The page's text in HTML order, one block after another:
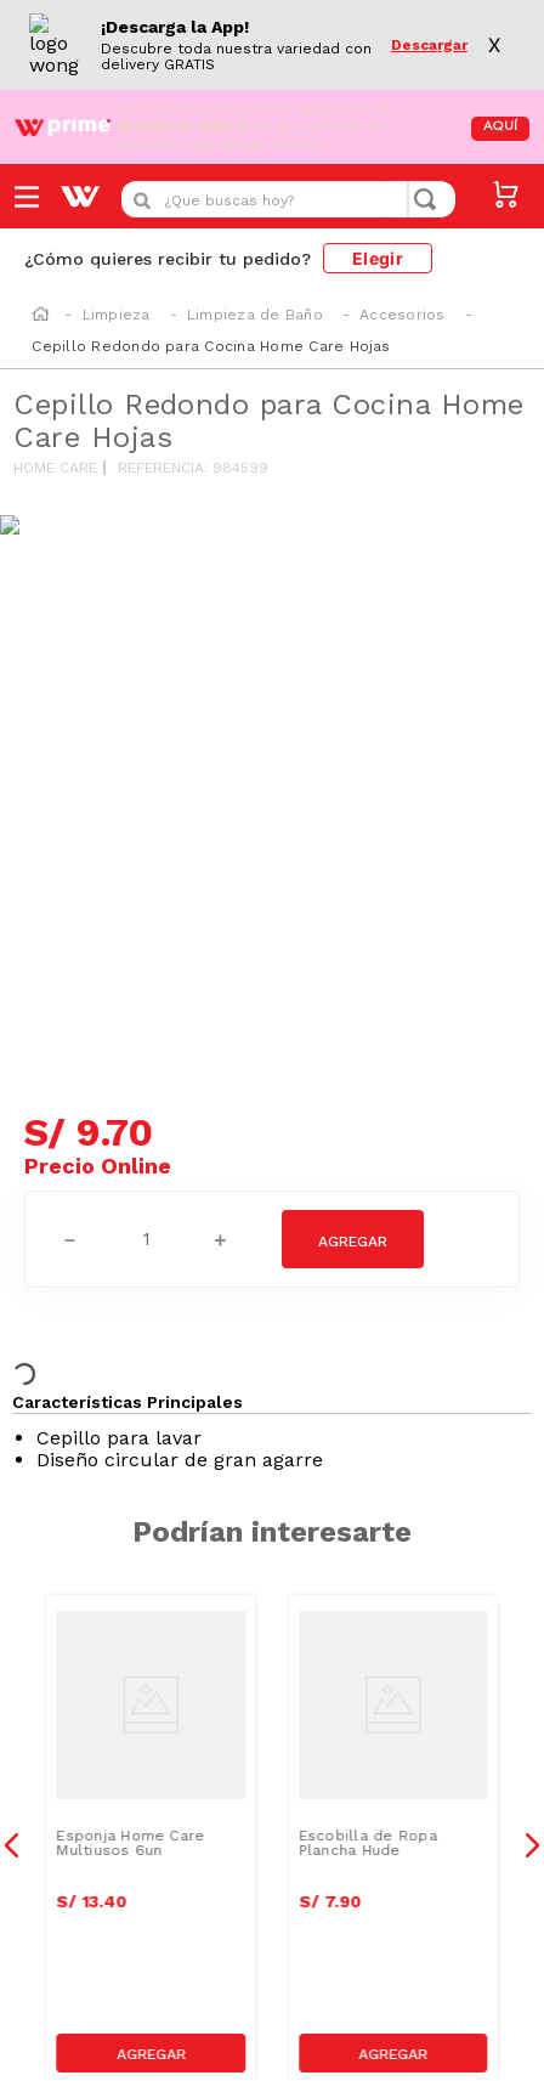
¡Descarga la App!
Descubre toda nuestra variedad con
delivery GRATIS
Descargar X
¡Aún no eres Wong Prime! Aprovecha el
DESPACHO GRATIS en tus compras de
supermercado desde S/79.90
AQUÍ
¿Que buscas hoy?
¿Cómo quieres recibir tu pedido? Elegir
Limpieza Limpieza de Baño
Accesorios
Cepillo Redondo para Cocina Home Care Hojas
Cepillo Redondo para Cocina Home
Care Hojas
HOME CARE REFERENCIA: 984599
S/ 9.70
＋
－
Características Principales
Cepillo para lavar
Diseño circular de gran agarre
Podrían interesarte
Esponja Home Care
Multiusos 6un
S/ 13.40
Escobilla de Ropa
Plancha Hude
S/ 7.90